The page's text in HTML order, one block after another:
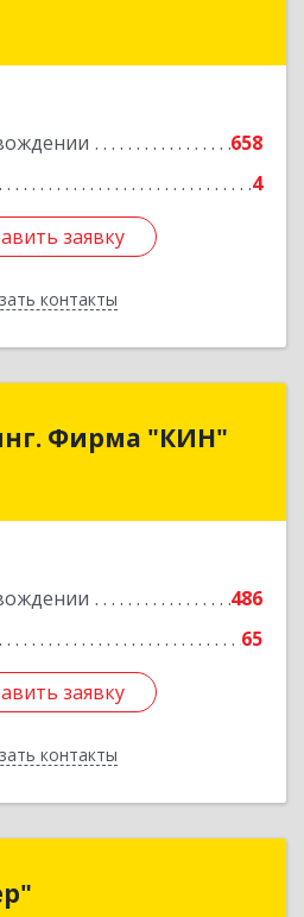
658
4
заявку
контакты
заявку
Назад
Фирма "КИН"
486
65
заявку
контакты
Фирма "КИН"
Махачкала г, И.Казака
заявку
Назад